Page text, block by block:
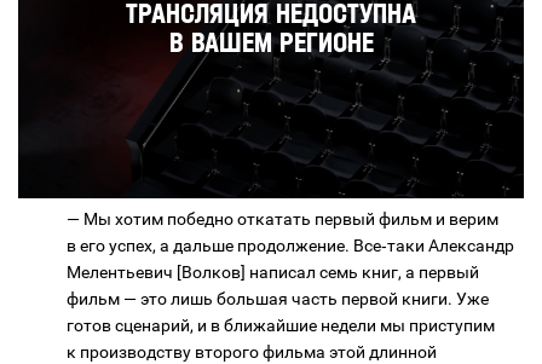
— Мы хотим победно откатать первый фильм и верим
в его успех, а дальше продолжение. Все‑таки Александр
Мелентьевич [Волков] написал семь книг, а первый
фильм — это лишь большая часть первой книги. Уже
готов сценарий, и в ближайшие недели мы приступим
к производству второго фильма этой длинной